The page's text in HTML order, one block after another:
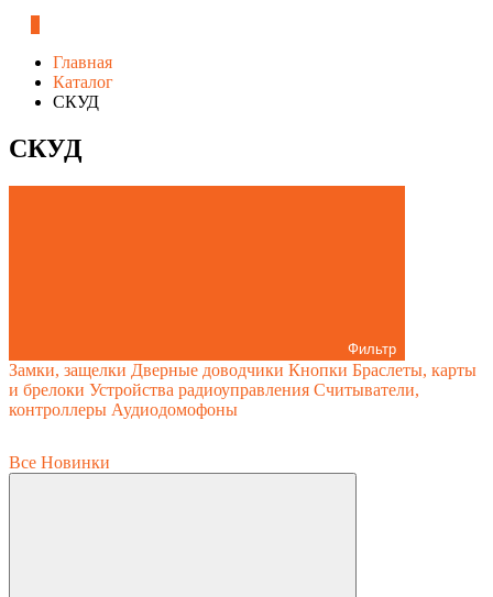
Главная
Каталог
СКУД
СКУД
Фильтр
Замки, защелки Дверные доводчики Кнопки Браслеты, карты
и брелоки Устройства радиоуправления Считыватели,
контроллеры Аудиодомофоны
Все Новинки